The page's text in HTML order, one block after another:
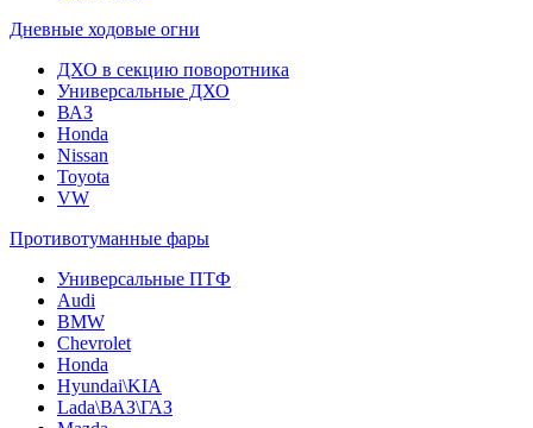
Дневные ходовые огни
ДХО в секцию поворотника
Универсальные ДХО
ВАЗ
Honda
Nissan
Toyota
VW
Противотуманные фары
Универсальные ПТФ
Audi
BMW
Chevrolet
Honda
Hyundai\KIA
Lada\ВАЗ\ГАЗ